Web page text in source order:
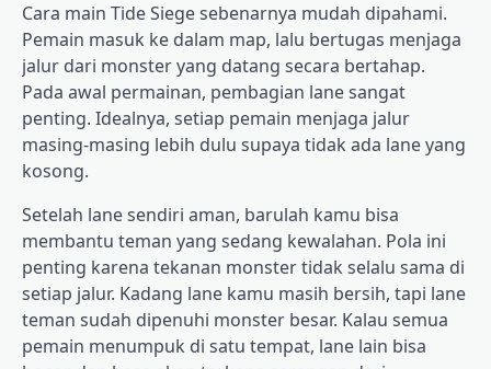
Cara main Tide Siege sebenarnya mudah dipahami.
Pemain masuk ke dalam map, lalu bertugas menjaga
jalur dari monster yang datang secara bertahap.
Pada awal permainan, pembagian lane sangat
penting. Idealnya, setiap pemain menjaga jalur
masing-masing lebih dulu supaya tidak ada lane yang
kosong.
Setelah lane sendiri aman, barulah kamu bisa
membantu teman yang sedang kewalahan. Pola ini
penting karena tekanan monster tidak selalu sama di
setiap jalur. Kadang lane kamu masih bersih, tapi lane
teman sudah dipenuhi monster besar. Kalau semua
pemain menumpuk di satu tempat, lane lain bisa